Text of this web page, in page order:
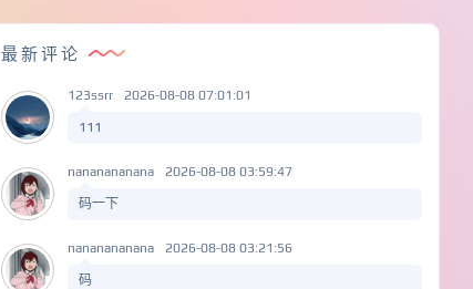
最新评论
123ssrr 2026-08-08 07:01:01
111
nananananana 2026-08-08 03:59:47
码一下
nananananana 2026-08-08 03:21:56
码